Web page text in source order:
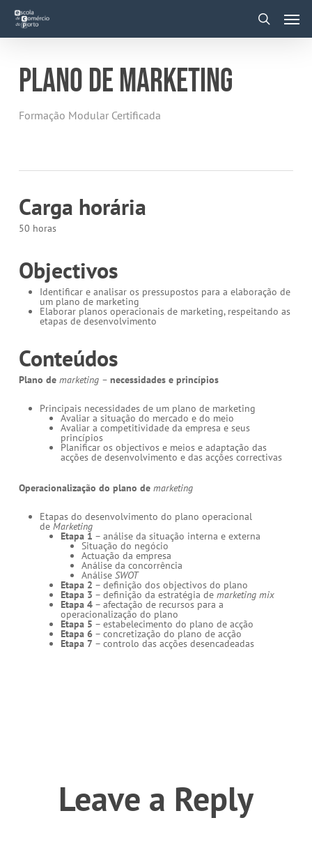
main
PLANO DE MARKETING
Formação Modular Certificada
Carga horária
50 horas
Objectivos
Identificar e analisar os pressupostos para a elaboração de
um plano de marketing
Elaborar planos operacionais de marketing, respeitando as
etapas de desenvolvimento
Conteúdos
Plano de marketing – necessidades e princípios
Principais necessidades de um plano de marketing
Avaliar a situação do mercado e do meio
Avaliar a competitividade da empresa e seus
princípios
Planificar os objectivos e meios e adaptação das
acções de desenvolvimento e das acções correctivas
Operacionalização do plano de marketing
Etapas do desenvolvimento do plano operacional
de Marketing
Etapa 1 – análise da situação interna e externa
Situação do negócio
Actuação da empresa
Análise da concorrência
Análise SWOT
Etapa 2 – definição dos objectivos do plano
Etapa 3 – definição da estratégia de marketing mix
Etapa 4– afectação de recursos para a
operacionalização do plano
Etapa 5 – estabelecimento do plano de acção
Etapa 6– concretização do plano de acção
Etapa 7 – controlo das acções desencadeadas
Leave a Reply